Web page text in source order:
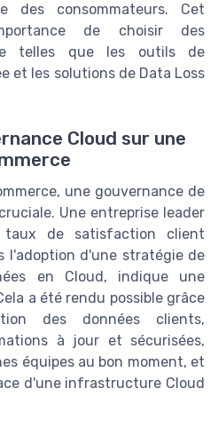
des consommateurs. Cet
de choisir des
telles que les outils de
et les solutions de Data Loss
Cloud sur une
une gouvernance de
Une entreprise leader
de satisfaction client
l'adoption d'une stratégie de
en Cloud, indique une
a été rendu possible grâce
des données clients,
à jour et sécurisées,
équipes au bon moment, et
d'une infrastructure Cloud